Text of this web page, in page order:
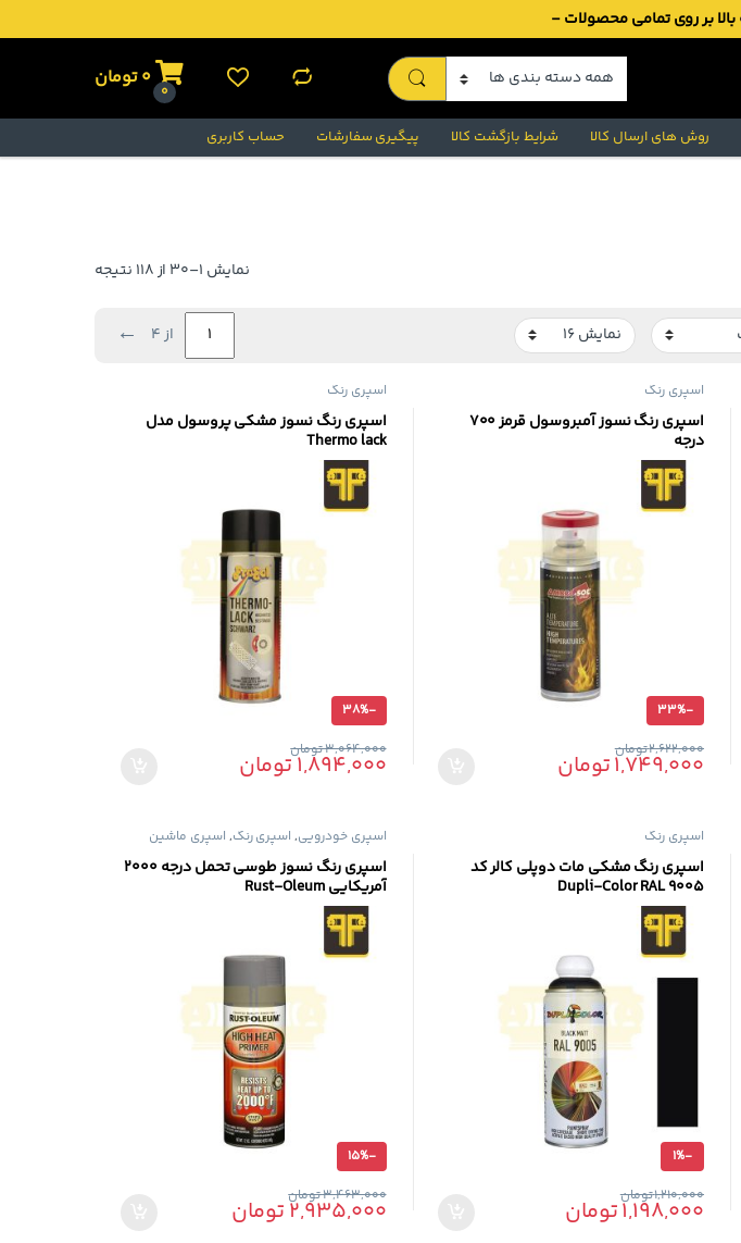
0
0تومان
روش های ارسال کالا شرایط بازگشت کالا پیگیری سفارشات حساب کاربری
نمایش 1–30 از 118 نتیجه
از 4 ←
اسپری رنگ
اسپری رنگ نسوز آمبروسول قرمز 700
درجه
-
33%
1,749,000تومان 2,622,000تومان
اسپری رنگ
اسپری رنگ نسوز مشکی پروسول مدل
Thermo lack
-
38%
1,894,000تومان 3,064,000تومان
اسپری رنگ
اسپری رنگ مشکی مات دوپلی کالر کد
Dupli-Color RAL 9005
-
1%
1,198,000تومان 1,210,000تومان
اسپری خودرویی, اسپری رنگ, اسپری ماشین
اسپری رنگ نسوز طوسی تحمل درجه ۲۰۰۰
آمریکایی Rust-Oleum
-
15%
2,935,000تومان 3,463,000تومان